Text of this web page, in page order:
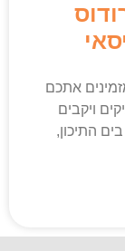
אתכם
ויקבים
התיכון,